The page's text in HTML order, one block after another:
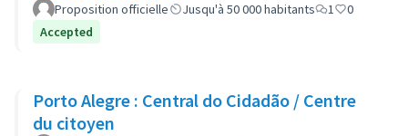
Proposition officielle Jusqu'à 50 000 habitants 1
0
Accepted
Porto Alegre : Central do Cidadão / Centre
du citoyen